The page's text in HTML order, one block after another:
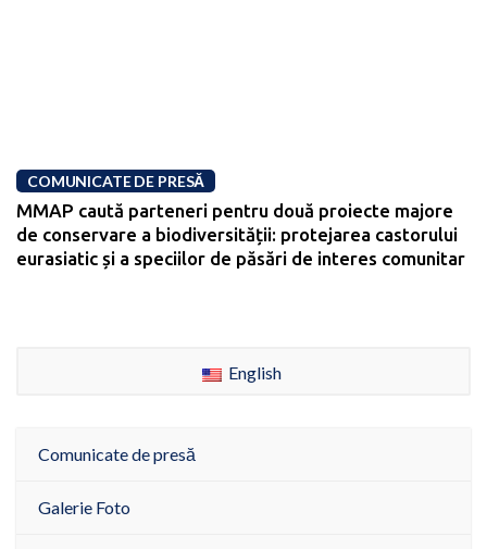
COMUNICATE DE PRESĂ
MMAP caută parteneri pentru două proiecte majore
de conservare a biodiversității: protejarea castorului
eurasiatic și a speciilor de păsări de interes comunitar
English
Comunicate de presă
Galerie Foto